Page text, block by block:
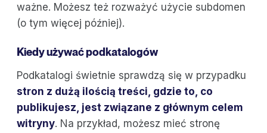
ważne. Możesz też rozważyć użycie subdomen
(o tym więcej później).
Kiedy używać podkatalogów
Podkatalogi świetnie sprawdzą się w przypadku
stron z dużą ilością treści, gdzie to, co
publikujesz, jest związane z głównym celem
witryny. Na przykład, możesz mieć stronę